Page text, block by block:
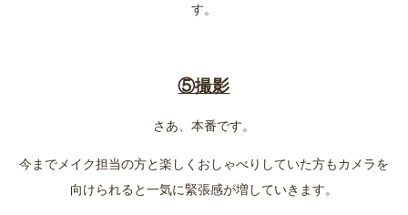
す。
⑤撮影
さあ、本番です。
今までメイク担当の方と楽しくおしゃべりしていた方もカメラを
向けられると一気に緊張感が増していきます。